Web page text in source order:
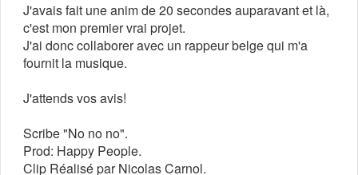
J'avais fait une anim de 20 secondes auparavant et là,
c'est mon premier vrai projet.
J'ai donc collaborer avec un rappeur belge qui m'a
fournit la musique.
J'attends vos avis!
Scribe "No no no".
Prod: Happy People.
Clip Réalisé par Nicolas Carnol.